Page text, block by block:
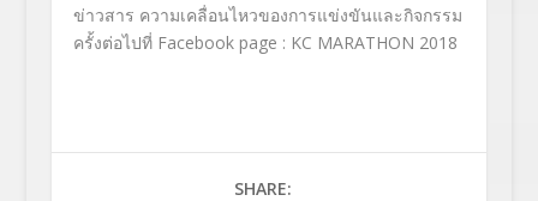
ข่าวสาร ความเคลื่อนไหวของการแข่งขันและกิจกรรม
ครั้งต่อไปที่ Facebook page : KC MARATHON 2018
SHARE: